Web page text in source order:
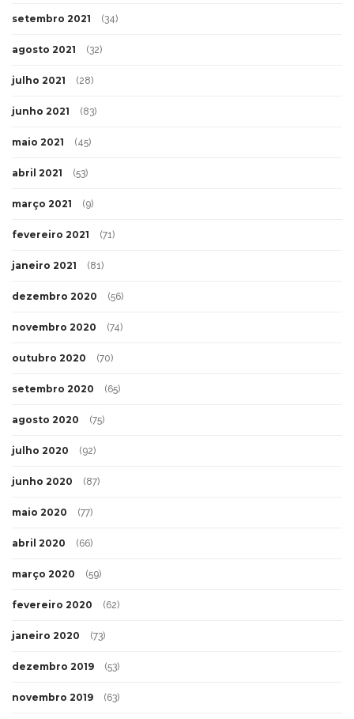
setembro 2021 (34)
agosto 2021 (32)
julho 2021 (28)
junho 2021 (83)
maio 2021 (45)
abril 2021 (53)
março 2021 (9)
fevereiro 2021 (71)
janeiro 2021 (81)
dezembro 2020 (56)
novembro 2020 (74)
outubro 2020 (70)
setembro 2020 (65)
agosto 2020 (75)
julho 2020 (92)
junho 2020 (87)
maio 2020 (77)
abril 2020 (66)
março 2020 (59)
fevereiro 2020 (62)
janeiro 2020 (73)
dezembro 2019 (53)
novembro 2019 (63)